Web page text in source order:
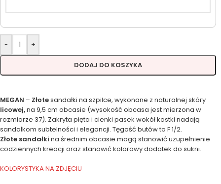
- +
DODAJ DO KOSZYKA
MEGAN – Złotesandałki na szpilce, wykonane z naturalnej skóry
licowej,na 9,5 cm obcasie (wysokość obcasa jest mierzona w
rozmiarze 37). Zakryta pięta i cienki pasek wokół kostki nadają
sandałkom subtelności i elegancji. Tęgość butów to F 1/2.
Złote sandałki na średnim obcasie mogą stanowić uzupełnienie
codziennych kreacji oraz stanowić kolorowy dodatek do sukni.
KOLORYSTYKA NA ZDJĘCIU